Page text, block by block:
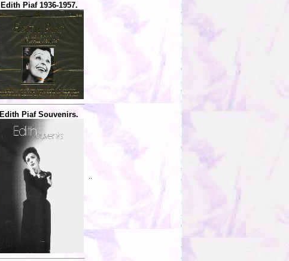
Edith Piaf 1936-1957.
Edith Piaf Souvenirs.